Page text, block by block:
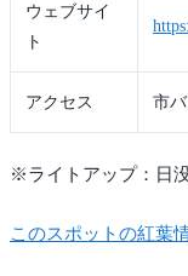
ウェブサイ
ト
アクセス 市
※ライトアップ：日
このスポットの紅葉